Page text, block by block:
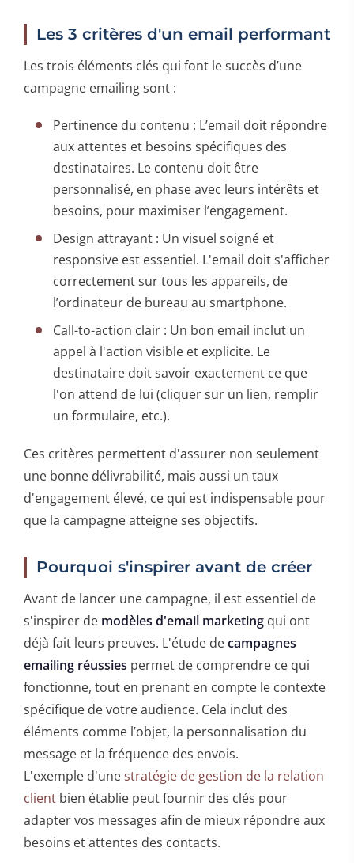
Les 3 critères d'un email performant
Les trois éléments clés qui font le succès d’une
campagne emailing sont :
Pertinence du contenu : L’email doit répondre
aux attentes et besoins spécifiques des
destinataires. Le contenu doit être
personnalisé, en phase avec leurs intérêts et
besoins, pour maximiser l’engagement.
Design attrayant : Un visuel soigné et
responsive est essentiel. L'email doit s'afficher
correctement sur tous les appareils, de
l’ordinateur de bureau au smartphone.
Call-to-action clair : Un bon email inclut un
appel à l'action visible et explicite. Le
destinataire doit savoir exactement ce que
l'on attend de lui (cliquer sur un lien, remplir
un formulaire, etc.).
Ces critères permettent d'assurer non seulement
une bonne délivrabilité, mais aussi un taux
d'engagement élevé, ce qui est indispensable pour
que la campagne atteigne ses objectifs.
Pourquoi s'inspirer avant de créer
Avant de lancer une campagne, il est essentiel de
s'inspirer de modèles d'email marketing qui ont
déjà fait leurs preuves. L'étude decampagnes
emailing réussies permet de comprendre ce qui
fonctionne, tout en prenant en compte le contexte
spécifique de votre audience. Cela inclut des
éléments comme l’objet, la personnalisation du
message et la fréquence des envois.
L'exemple d'unestratégie de gestion de la relation
client bien établie peut fournir des clés pour
adapter vos messages afin de mieux répondre aux
besoins et attentes des contacts.